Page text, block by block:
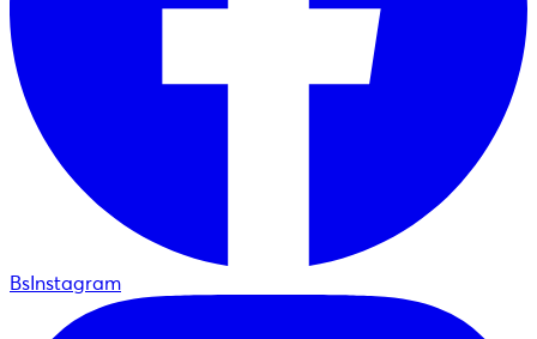
BsInstagram